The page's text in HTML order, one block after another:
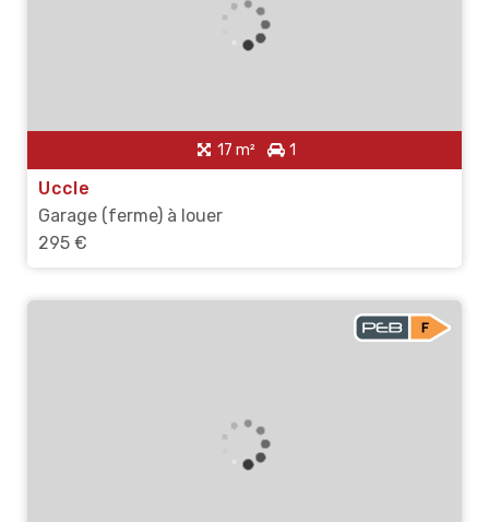
17 m² 1
Uccle
Garage (ferme) à louer
295 €